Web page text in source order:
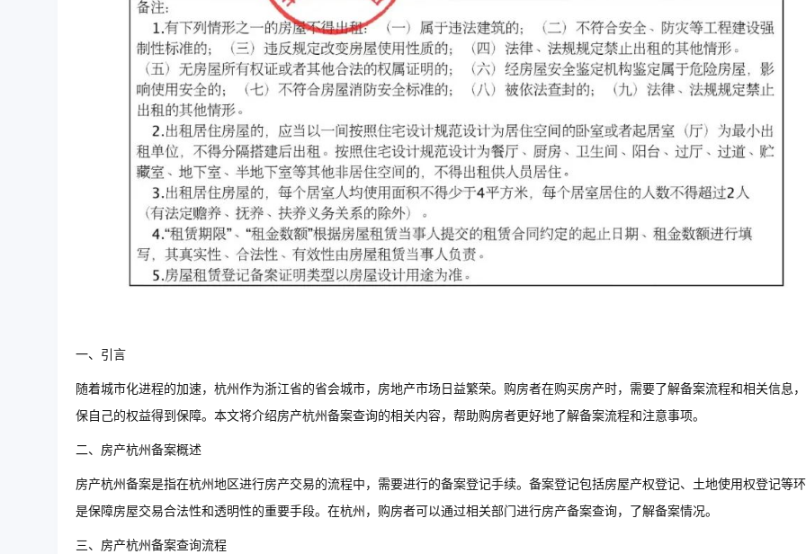
一、引言
随着城市化进程的加速，杭州作为浙江省的省会城市，房地产市场日益繁荣。购房者在购买房产时，需要了解备案流程和相关信息
保自己的权益得到保障。本文将介绍房产杭州备案查询的相关内容，帮助购房者更好地了解备案流程和注意事项。
二、房产杭州备案概述
房产杭州备案是指在杭州地区进行房产交易的流程中，需要进行的备案登记手续。备案登记包括房屋产权登记、土地使用权登记等
是保障房屋交易合法性和透明性的重要手段。在杭州，购房者可以通过相关部门进行房产备案查询，了解备案情况。
三、房产杭州备案查询流程